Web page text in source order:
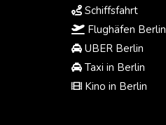
Schiffsfahrt
Flughäfen Berlin
UBER Berlin
Taxi in Berlin
Kino in Berlin